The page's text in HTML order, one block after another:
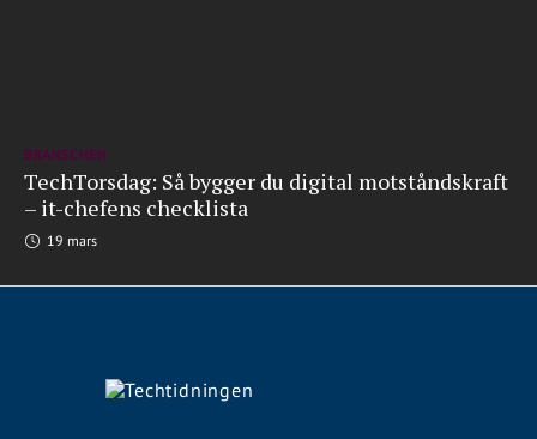
BRANSCHEN
TechTorsdag: Så bygger du digital motståndskraft
– it-chefens checklista
19 mars